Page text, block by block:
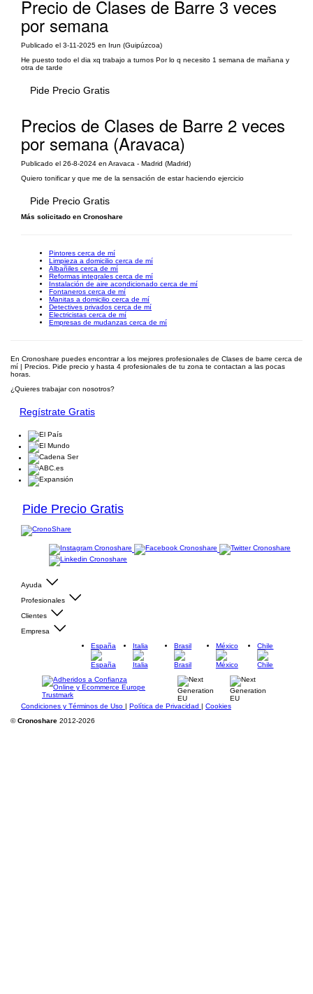
Precio de Clases de Barre 3 veces
por semana
Publicado el 3-11-2025 en Irun (Guipúzcoa)
He puesto todo el dia xq trabajo a turnos Por lo q necesito 1 semana de mañana y
otra de tarde
Pide Precio Gratis
Precios de Clases de Barre 2 veces
por semana (Aravaca)
Publicado el 26-8-2024 en Aravaca - Madrid (Madrid)
Quiero tonificar y que me de la sensación de estar haciendo ejercicio
Pide Precio Gratis
Más solicitado en Cronoshare
Pintores cerca de mí
Limpieza a domicilio cerca de mí
Albañiles cerca de mí
Reformas integrales cerca de mí
Instalación de aire acondicionado cerca de mí
Fontaneros cerca de mí
Manitas a domicilio cerca de mí
Detectives privados cerca de mí
Electricistas cerca de mí
Empresas de mudanzas cerca de mí
En Cronoshare puedes encontrar a los mejores profesionales de Clases de barre cerca de
mí | Precios. Pide precio y hasta 4 profesionales de tu zona te contactan a las pocas
horas.
¿Quieres trabajar con nosotros?
Regístrate Gratis
Pide Precio Gratis
Ayuda
Profesionales
Clientes
Empresa
España
Italia Brasil México Chile
Condiciones y Términos de Uso | Política de Privacidad | Cookies
©Cronoshare 2012-2026